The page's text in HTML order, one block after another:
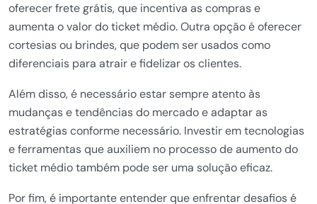
oferecer frete grátis, que incentiva as compras e
aumenta o valor do ticket médio. Outra opção é oferecer
cortesias ou brindes, que podem ser usados como
diferenciais para atrair e fidelizar os clientes.
Além disso, é necessário estar sempre atento às
mudanças e tendências do mercado e adaptar as
estratégias conforme necessário. Investir em tecnologias
e ferramentas que auxiliem no processo de aumento do
ticket médio também pode ser uma solução eficaz.
Por fim, é importante entender que enfrentar desafios é